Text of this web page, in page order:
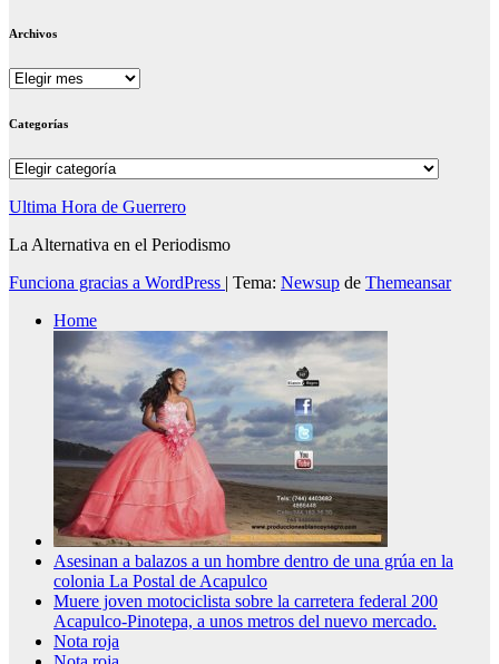
Archivos
Archivos
Categorías
Categorías
Ultima Hora de Guerrero
La Alternativa en el Periodismo
Funciona gracias a WordPress | Tema: Newsup de Themeansar
Home
Asesinan a balazos a un hombre dentro de una grúa en la
colonia La Postal de Acapulco
Muere joven motociclista sobre la carretera federal 200
Acapulco-Pinotepa, a unos metros del nuevo mercado.
Nota roja